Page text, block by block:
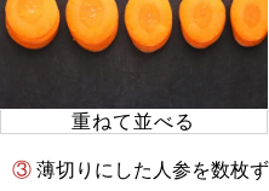
重ねて並べる
③ 薄切りにした人参を数枚ずつぴったりと重ね、横一列に